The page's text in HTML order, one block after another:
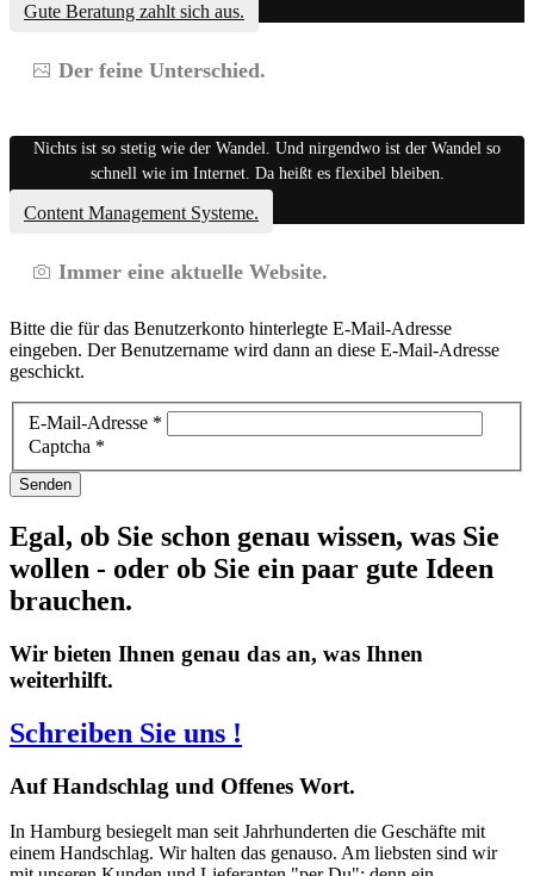
Gute Beratung zahlt sich aus.
Der feine Unterschied.
Nichts ist so stetig wie der Wandel. Und nirgendwo ist der Wandel so
schnell wie im Internet. Da heißt es flexibel bleiben.
Content Management Systeme.
Immer eine aktuelle Website.
Bitte die für das Benutzerkonto hinterlegte E-Mail-Adresse
eingeben. Der Benutzername wird dann an diese E-Mail-Adresse
geschickt.
E-Mail-Adresse *
Captcha *
Senden
Egal, ob Sie schon genau wissen, was Sie
wollen - oder ob Sie ein paar gute Ideen
brauchen.
Wir bieten Ihnen genau das an, was Ihnen
weiterhilft.
Schreiben Sie uns !
AufHandschlag und Offenes Wort.
In Hamburg besiegelt man seit Jahrhunderten die Geschäfte mit
einem Handschlag. Wir halten das genauso. Am liebsten sind wir